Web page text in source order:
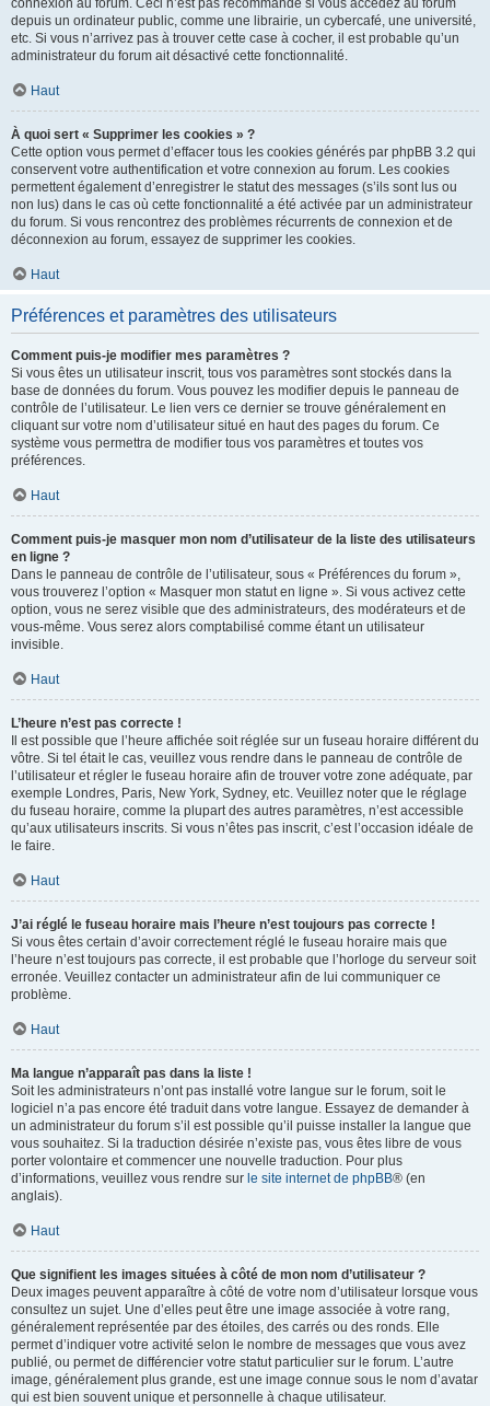
connexion au forum. Ceci n’est pas recommandé si vous accédez au forum
depuis un ordinateur public, comme une librairie, un cybercafé, une université,
etc. Si vous n’arrivez pas à trouver cette case à cocher, il est probable qu’un
administrateur du forum ait désactivé cette fonctionnalité.
Haut
À quoi sert « Supprimer les cookies » ?
Cette option vous permet d’effacer tous les cookies générés par phpBB 3.2 qui
conservent votre authentification et votre connexion au forum. Les cookies
permettent également d’enregistrer le statut des messages (s’ils sont lus ou
non lus) dans le cas où cette fonctionnalité a été activée par un administrateur
du forum. Si vous rencontrez des problèmes récurrents de connexion et de
déconnexion au forum, essayez de supprimer les cookies.
Haut
Préférences et paramètres des utilisateurs
Comment puis-je modifier mes paramètres ?
Si vous êtes un utilisateur inscrit, tous vos paramètres sont stockés dans la
base de données du forum. Vous pouvez les modifier depuis le panneau de
contrôle de l’utilisateur. Le lien vers ce dernier se trouve généralement en
cliquant sur votre nom d’utilisateur situé en haut des pages du forum. Ce
système vous permettra de modifier tous vos paramètres et toutes vos
préférences.
Haut
Comment puis-je masquer mon nom d’utilisateur de la liste des utilisateurs
en ligne ?
Dans le panneau de contrôle de l’utilisateur, sous « Préférences du forum »,
vous trouverez l’option « Masquer mon statut en ligne ». Si vous activez cette
option, vous ne serez visible que des administrateurs, des modérateurs et de
vous-même. Vous serez alors comptabilisé comme étant un utilisateur
invisible.
Haut
L’heure n’est pas correcte !
Il est possible que l’heure affichée soit réglée sur un fuseau horaire différent du
vôtre. Si tel était le cas, veuillez vous rendre dans le panneau de contrôle de
l’utilisateur et régler le fuseau horaire afin de trouver votre zone adéquate, par
exemple Londres, Paris, New York, Sydney, etc. Veuillez noter que le réglage
du fuseau horaire, comme la plupart des autres paramètres, n’est accessible
qu’aux utilisateurs inscrits. Si vous n’êtes pas inscrit, c’est l’occasion idéale de
le faire.
Haut
J’ai réglé le fuseau horaire mais l’heure n’est toujours pas correcte !
Si vous êtes certain d’avoir correctement réglé le fuseau horaire mais que
l’heure n’est toujours pas correcte, il est probable que l’horloge du serveur soit
erronée. Veuillez contacter un administrateur afin de lui communiquer ce
problème.
Haut
Ma langue n’apparaît pas dans la liste !
Soit les administrateurs n’ont pas installé votre langue sur le forum, soit le
logiciel n’a pas encore été traduit dans votre langue. Essayez de demander à
un administrateur du forum s’il est possible qu’il puisse installer la langue que
vous souhaitez. Si la traduction désirée n’existe pas, vous êtes libre de vous
porter volontaire et commencer une nouvelle traduction. Pour plus
d’informations, veuillez vous rendre sur le site internet de phpBB® (en
anglais).
Haut
Que signifient les images situées à côté de mon nom d’utilisateur ?
Deux images peuvent apparaître à côté de votre nom d’utilisateur lorsque vous
consultez un sujet. Une d’elles peut être une image associée à votre rang,
généralement représentée par des étoiles, des carrés ou des ronds. Elle
permet d’indiquer votre activité selon le nombre de messages que vous avez
publié, ou permet de différencier votre statut particulier sur le forum. L’autre
image, généralement plus grande, est une image connue sous le nom d’avatar
qui est bien souvent unique et personnelle à chaque utilisateur.